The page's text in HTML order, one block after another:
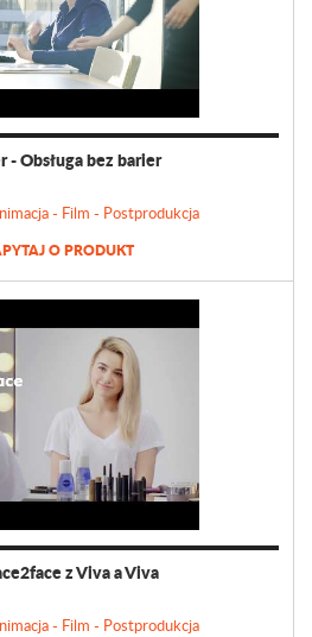
- Obsługa bez barier
- Film - Postprodukcja
O PRODUKT
z Viva a Viva
- Film - Postprodukcja